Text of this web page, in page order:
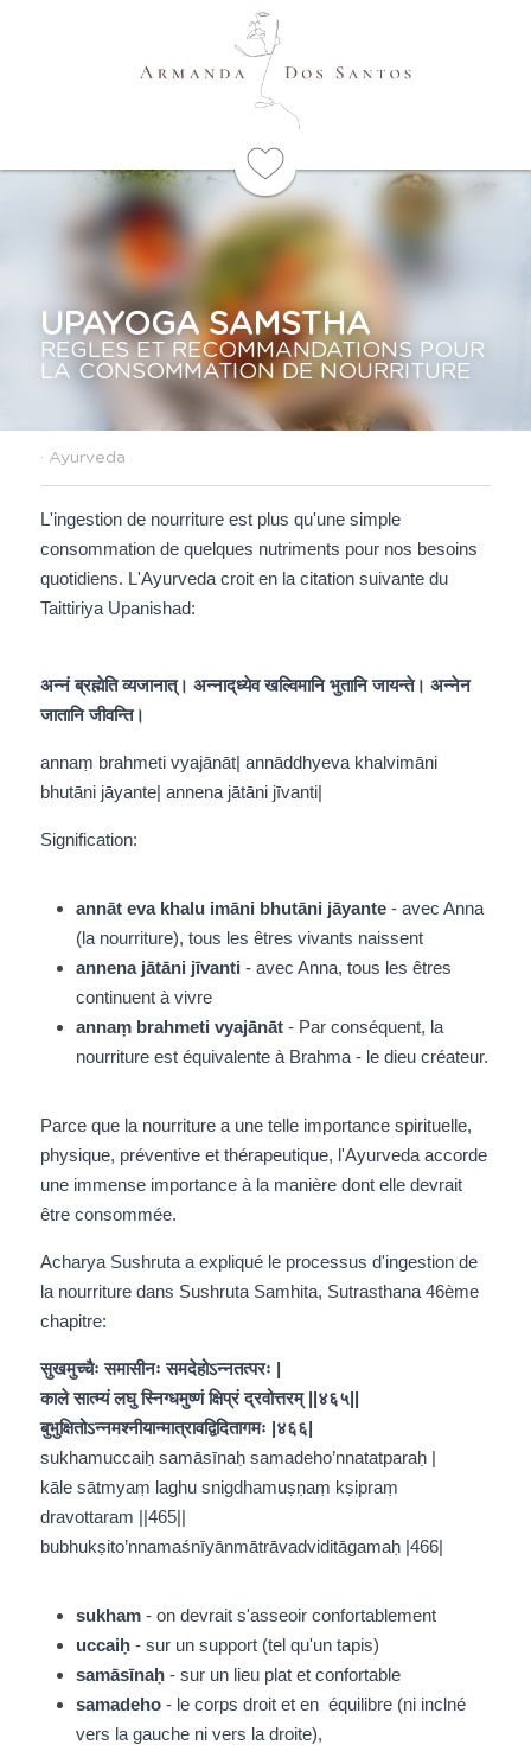
UPAYOGA SAMSTHA
REGLES ET RECOMMANDATIONS POUR
LA CONSOMMATION DE NOURRITURE
· Ayurveda
L'ingestion de nourriture est plus qu'une simple
consommation de quelques nutriments pour nos besoins
quotidiens. L'Ayurveda croit en la citation suivante du
Taittiriya Upanishad:
अन्नं ब्रह्मेति व्यजानात्‌। अन्नाद्‌ध्येव खल्विमानि भुतानि जायन्ते। अन्नेन
जातानि जीवन्ति।
annaṃ brahmeti vyajānāt‌| annād‌dhyeva khalvimāni
bhutāni jāyante| annena jātāni jīvanti|
Signification:
annāt eva khalu imāni bhutāni jāyante - avec Anna
(la nourriture), tous les êtres vivants naissent
annena jātāni jīvanti - avec Anna, tous les êtres
continuent à vivre
annaṃ brahmeti vyajānāt‌ - Par conséquent, la
nourriture est équivalente à Brahma - le dieu créateur.
Parce que la nourriture a une telle importance spirituelle,
physique, préventive et thérapeutique, l'Ayurveda accorde
une immense importance à la manière dont elle devrait
être consommée.
Acharya Sushruta a expliqué le processus d'ingestion de
la nourriture dans Sushruta Samhita, Sutrasthana 46ème
chapitre:
सुखमुच्चैः समासीनः समदेहोऽन्नतत्परः |
काले सात्म्यं लघु स्निग्धमुष्णं क्षिप्रं द्रवोत्तरम् ||४६५||
बुभुक्षितोऽन्नमश्नीयान्मात्रावद्विदितागमः |४६६|
sukhamuccaiḥ samāsīnaḥ samadeho’nnatatparaḥ |
kāle sātmyaṃ laghu snigdhamuṣṇaṃ kṣipraṃ
dravottaram ||465||
bubhukṣito’nnamaśnīyānmātrāvadviditāgamaḥ |466|
sukham - on devrait s'asseoir confortablement
uccaiḥ - sur un support (tel qu'un tapis)
samāsīnaḥ - sur un lieu plat et confortable
samadeho - le corps droit et en  équilibre (ni inclné
vers la gauche ni vers la droite),